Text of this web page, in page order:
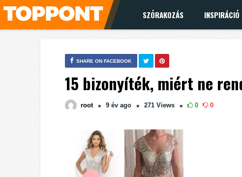
SZÓRAKOZÁS INSPIRÁCIÓ
SHARE ON FACEBOOK
15 bizonyíték, miért ne
root 9 év ago 271 Views 0 0